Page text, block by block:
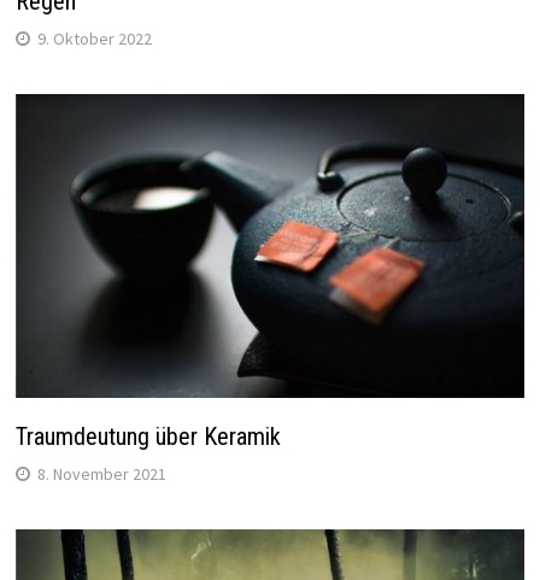
9. Oktober 2022
Traumdeutung über Keramik
8. November 2021